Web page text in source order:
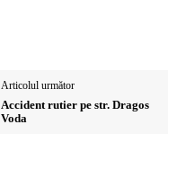
Articolul următor
Accident rutier pe str. Dragos
Voda